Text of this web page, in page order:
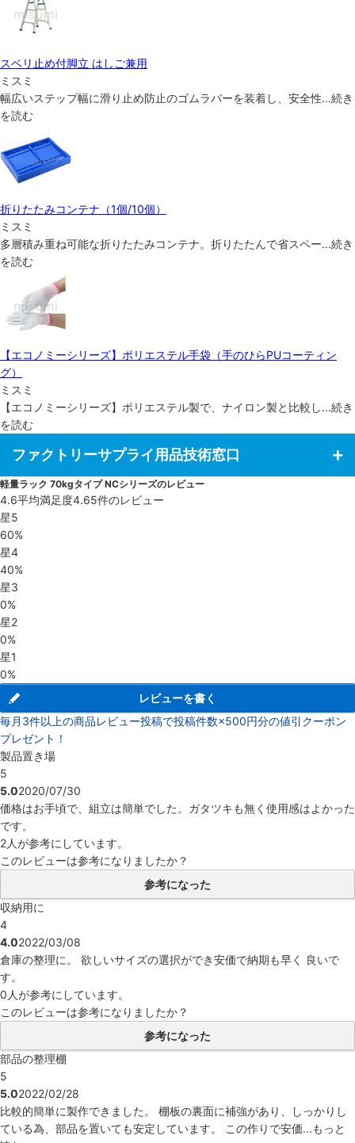
スベリ止め付脚立 はしご兼用
ミスミ
幅広いステップ幅に滑り止め防止のゴムラバーを装着し、安全性...続き
を読む
折りたたみコンテナ（1個/10個）
ミスミ
多層積み重ね可能な折りたたみコンテナ。折りたたんで省スペー...続き
を読む
【エコノミーシリーズ】ポリエステル手袋（手のひらPUコーティン
グ）
ミスミ
【エコノミーシリーズ】ポリエステル製で、ナイロン製と比較し...続き
を読む
ファクトリーサプライ用品技術窓口
軽量ラック 70kgタイプ NCシリーズのレビュー
4.6平均満足度4.65件のレビュー
星5
60%
星4
40%
星3
0%
星2
0%
星1
0%
レビューを書く
毎月3件以上の商品レビュー投稿で投稿件数×500円分の値引クーポン
プレゼント！
製品置き場
5
5.02020/07/30
価格はお手頃で、組立は簡単でした。ガタツキも無く使用感はよかった
です。
2人が参考にしています。
このレビューは参考になりましたか？
参考になった
収納用に
4
4.02022/03/08
倉庫の整理に。 欲しいサイズの選択ができ安価で納期も早く 良いで
す。
0人が参考にしています。
このレビューは参考になりましたか？
参考になった
部品の整理棚
5
5.02022/02/28
比較的簡単に製作できました。 棚板の裏面に補強があり、しっかりし
ている為、部品を置いても安定しています。 この作りで安価...もっと